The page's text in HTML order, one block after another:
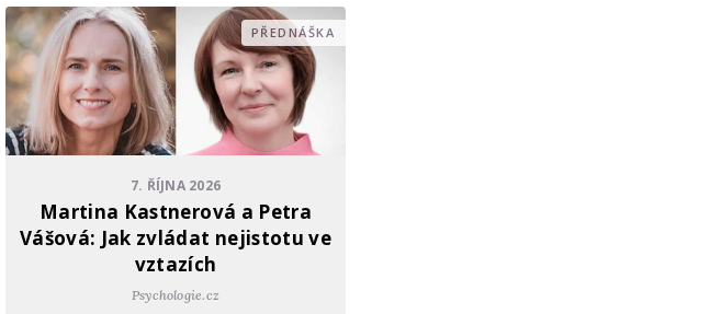
PŘEDNÁŠKA
7. ŘÍJNA 2026
Martina Kastnerová a Petra
Vášová: Jak zvládat nejistotu ve
vztazích
Psychologie.cz